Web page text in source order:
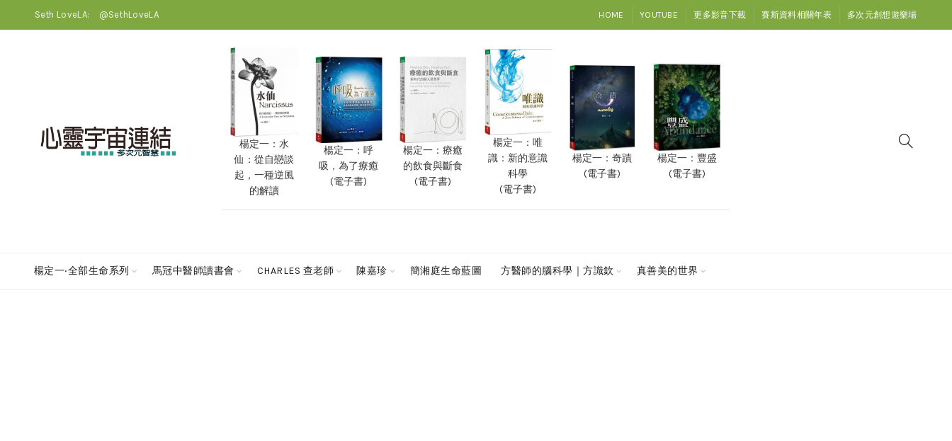
Seth LoveLA: @SethLoveLA HOME YOUTUBE 更多影音下載 賽斯資料相關年表 多次元創想遊樂場
楊定一：水
仙：從自戀談
起，一種逆風
的解讀
楊定一：呼
吸，為了療癒
(電子書)
楊定一：療癒
的飲食與斷食
(電子書)
楊定一：唯
識：新的意識
科學
(電子書)
楊定一：奇蹟
(電子書)
楊定一：豐盛
(電子書)
楊定一‧全部生命系列 馬冠中醫師讀書會 CHARLES 查老師 陳嘉珍 簡湘庭生命藍圖 方醫師的腦科學｜方識欽 真善美的世界